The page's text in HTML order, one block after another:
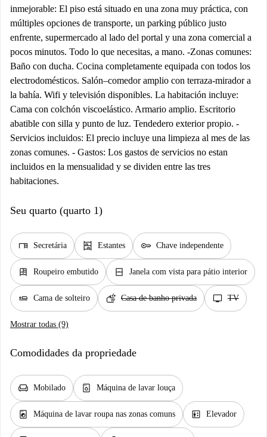
inmejorable: El piso está situado en una zona muy práctica, con
múltiples opciones de transporte, un parking público justo
enfrente, supermercado al lado del portal y una zona comercial a
pocos minutos. Todo lo que necesitas, a mano. -Zonas comunes:
Baño con ducha. Cocina completamente equipada con todos los
electrodomésticos. Salón–comedor amplio con terraza-mirador a
la bahía. Wifi y televisión disponibles. La habitación incluye:
Cama con colchón viscoelástico. Armario amplio. Escritorio
abatible con silla y punto de luz. Tendedero exterior propio. -
Servicios incluidos: El precio incluye una limpieza al mes de las
zonas comunes. - Gastos: Los gastos de servicios no estan
incluidos en la mensualidad y se dividen entre las tres
habitaciones.
Seu quarto (quarto 1)
desk Secretária shelves Estantes key Chave independente
dresser Roupeiro embutido window_closed Janela com vista para pátio interior
airline_seat_flat Cama de solteiro soap Casa de banho privada tv TV
Mostrar todas (9)
Comodidades da propriedade
chair Mobilado dishwasher_gen Máquina de lavar louça
local_laundry_service Máquina de lavar roupa nas zonas comuns elevator Elevador